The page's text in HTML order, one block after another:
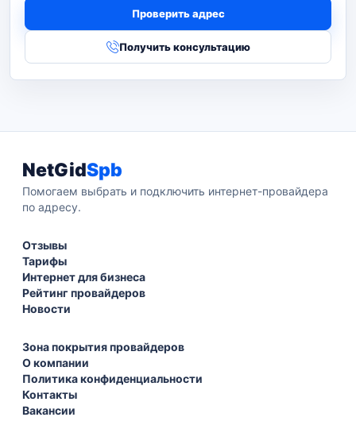
Проверить адрес
Получить консультацию
NetGidSpb
Помогаем выбрать и подключить интернет-провайдера
по адресу.
Отзывы
Тарифы
Интернет для бизнеса
Рейтинг провайдеров
Новости
Зона покрытия провайдеров
О компании
Политика конфиденциальности
Контакты
Вакансии